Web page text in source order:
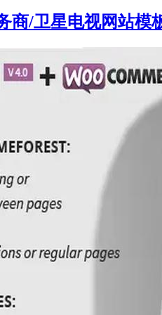
商/卫星电视网站模